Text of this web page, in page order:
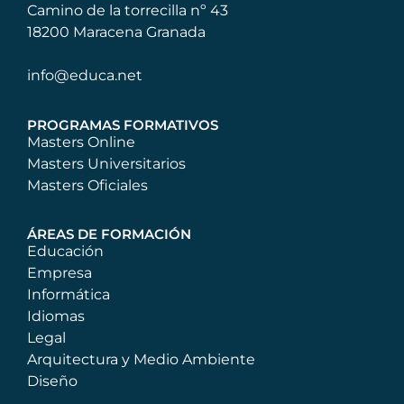
Camino de la torrecilla nº 43
18200 Maracena Granada
info@educa.net
PROGRAMAS FORMATIVOS
Masters Online
Masters Universitarios
Masters Oficiales
ÁREAS DE FORMACIÓN
Educación
Empresa
Informática
Idiomas
Legal
Arquitectura y Medio Ambiente
Diseño